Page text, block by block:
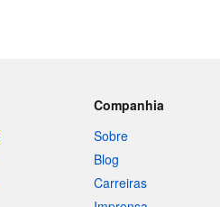
Companhia
Sobre
Blog
Carreiras